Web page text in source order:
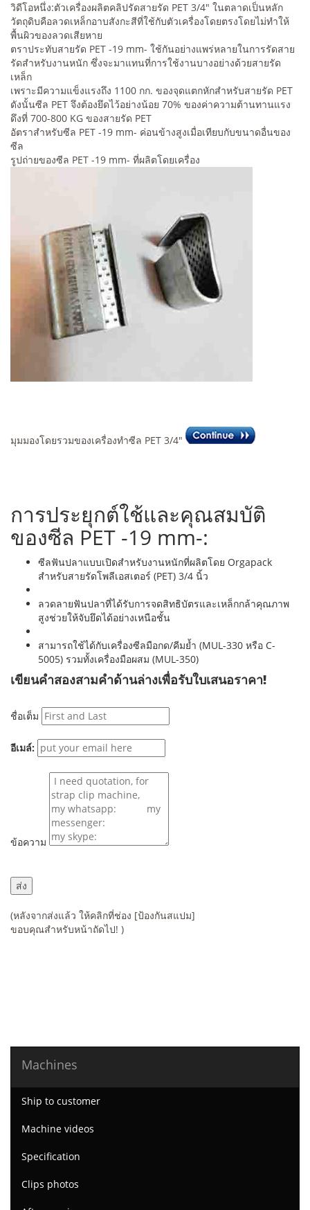
วิดีโอหนึ่ง:ตัวเครื่องผลิตคลิปรัดสายรัด PET 3/4" ในตลาดเป็นหลัก
วัตถุดิบคือลวดเหล็กอาบสังกะสีที่ใช้กับตัวเครื่องโดยตรงโดยไม่ทำให้
พื้นผิวของลวดเสียหาย
ตราประทับสายรัด PET -19 mm- ใช้กันอย่างแพร่หลายในการรัดสาย
รัดสำหรับงานหนัก ซึ่งจะมาแทนที่การใช้งานบางอย่างด้วยสายรัด
เหล็ก
เพราะมีความแข็งแรงถึง 1100 กก. ของจุดแตกหักสำหรับสายรัด PET
ดังนั้นซีล PET จึงต้องยึดไว้อย่างน้อย 70% ของค่าความต้านทานแรง
ดึงที่ 700-800 KG ของสายรัด PET
อัตราสำหรับซีล PET -19 mm- ค่อนข้างสูงเมื่อเทียบกับขนาดอื่นของ
ซีล
รูปถ่ายของซีล PET -19 mm- ที่ผลิตโดยเครื่อง
มุมมองโดยรวมของเครื่องทำซีล PET 3/4"
การประยุกต์ใช้และคุณสมบัติ
ของซีล PET -19 mm-:
ซีลฟันปลาแบบเปิดสำหรับงานหนักที่ผลิตโดย Orgapack
สำหรับสายรัดโพลีเอสเตอร์ (PET) 3/4 นิ้ว
ลวดลายฟันปลาที่ได้รับการจดสิทธิบัตรและเหล็กกล้าคุณภาพ
สูงช่วยให้จับยึดได้อย่างเหนือชั้น
สามารถใช้ได้กับเครื่องซีลมือกด/คีมย้ำ (MUL-330 หรือ C-
5005) รวมทั้งเครื่องมือผสม (MUL-350)
เขียนคำสองสามคำด้านล่างเพื่อรับใบเสนอราคา!
ชื่อเต็ม
อีเมล์:
ข้อความ
(หลังจากส่งแล้ว ให้คลิกที่ช่อง [ป้องกันสแปม]
ขอบคุณสำหรับหน้าถัดไป! )
Machines
Ship to customer
Machine videos
Specification
Clips photos